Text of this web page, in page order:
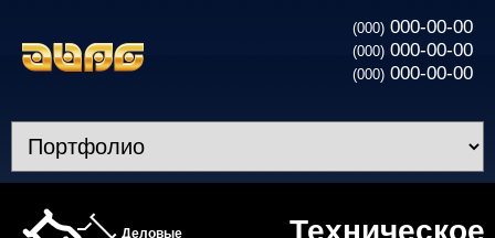
(000) 000-00-00
(000) 000-00-00
(000) 000-00-00
Деловые
Техническое